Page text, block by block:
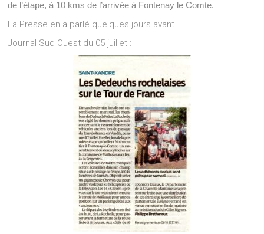
de l’étape, à 10 kms de l’arrivée à Fontenay le Comte.
La Presse en a parlé quelques jours avant.
Journal Sud Ouest du 05 juillet :